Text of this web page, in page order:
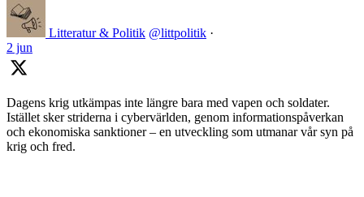
Litteratur & Politik @littpolitik ·
2 jun
Dagens krig utkämpas inte längre bara med vapen och soldater.
Istället sker striderna i cybervärlden, genom informationspåverkan
och ekonomiska sanktioner – en utveckling som utmanar vår syn på
krig och fred.